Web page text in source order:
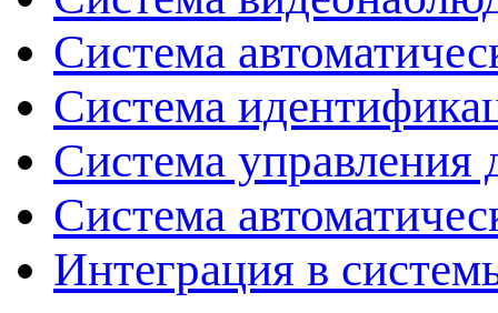
Система
Система
Система управления
Система
Интеграция в